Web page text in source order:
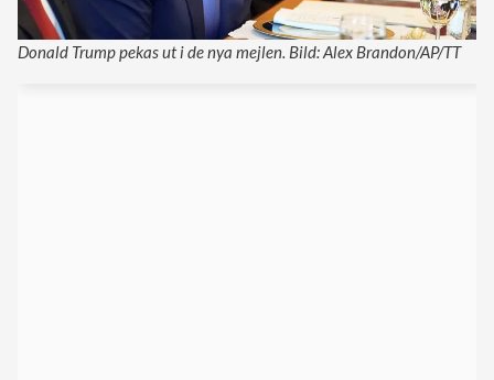
Donald Trump pekas ut i de nya mejlen. Bild: Alex Brandon/AP/TT